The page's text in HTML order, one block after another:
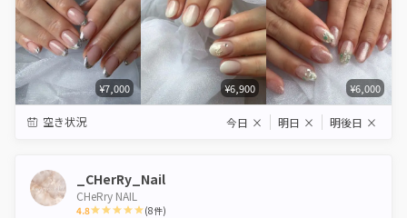
¥7,000 ¥6,900 ¥6,000
空き状況 今日 × 明日 × 明後日 ×
_CHerRy_Nail
CHeRry NAIL
4.8 (8件)